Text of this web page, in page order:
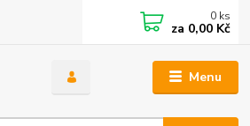
Menu
0 ks
za 0,00 Kč